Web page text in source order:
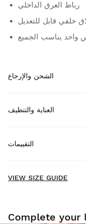
رباط العرق الداخلي
خلفي قابل للتعديل
واحد يناسب الجميع
الشحن والإرجاع
توصيل للمنازل
العناية والتنظيف
التقييمات
VIEW SIZE GUIDE
Complete your